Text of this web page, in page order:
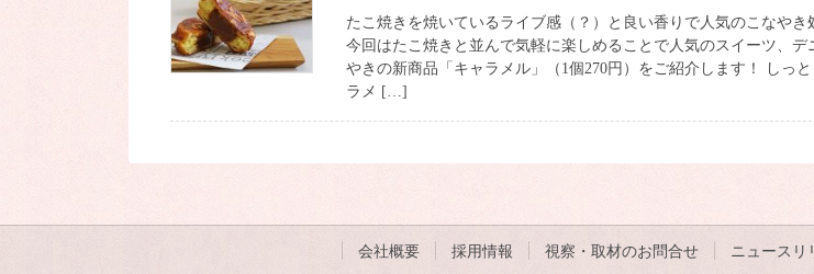
たこ焼きを焼いているライブ感（？）と良い香りで人気のこなやき
今回はたこ焼きと並んで気軽に楽しめることで人気のスイーツ、デ
やきの新商品「キャラメル」（1個270円）をご紹介します！ しっ
ラメ […]
会社概要 採用情報 視察・取材のお問合せ ニュースリ